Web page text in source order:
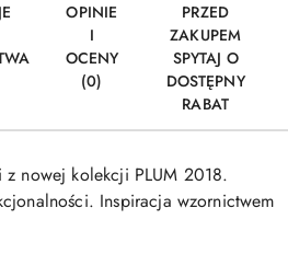
OPINIE
I
OCENY
(0)
PRZED
ZAKUPEM
SPYTAJ O
DOSTĘPNY
RABAT
z nowej kolekcji PLUM 2018.
Inspiracja wzornictwem